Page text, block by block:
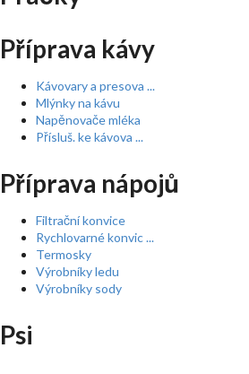
Příprava kávy
Kávovary a presova ...
Mlýnky na kávu
Napěnovače mléka
Přísluš. ke kávova ...
Příprava nápojů
Filtrační konvice
Rychlovarné konvic ...
Termosky
Výrobníky ledu
Výrobníky sody
Psi